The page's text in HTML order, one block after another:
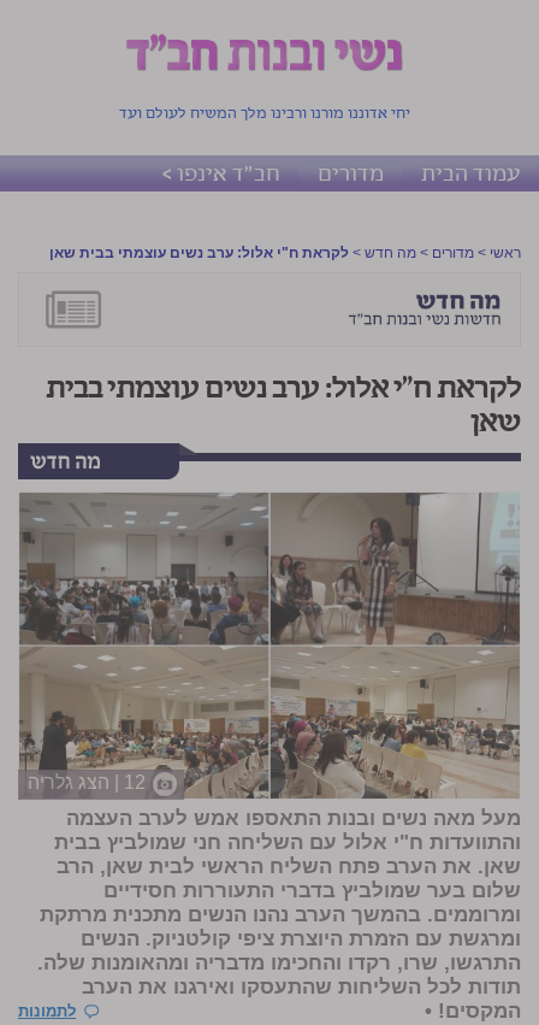
יחי אדוננו מורנו ורבינו מלך המשיח לעולם ועד
עמוד הבית מדורים חב"ד אינפו >
ראשי > מדורים > מה חדש > לקראת ח"י אלול: ערב נשים עוצמתי בבית שאן
לקראת ח"י אלול: ערב נשים עוצמתי בבית
שאן
12 | הצג גלריה
מעל מאה נשים ובנות התאספו אמש לערב העצמה
והתוועדות ח"י אלול עם השליחה חני שמולביץ בבית
שאן. את הערב פתח השליח הראשי לבית שאן, הרב
שלום בער שמולביץ בדברי התעוררות חסידיים
ומרוממים. בהמשך הערב נהנו הנשים מתכנית מרתקת
ומרגשת עם הזמרת היוצרת ציפי קולטניוק. הנשים
התרגשו, שרו, רקדו והחכימו מדבריה ומהאומנות שלה.
תודות לכל השליחות שהתעסקו ואירגנו את הערב
המקסים! •
לתמונות